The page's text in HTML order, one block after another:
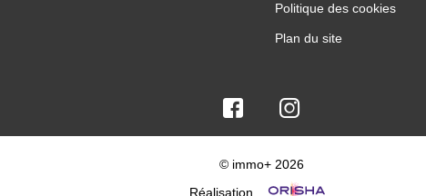
Politique des cookies
Plan du site
© immo+ 2026
Réalisation